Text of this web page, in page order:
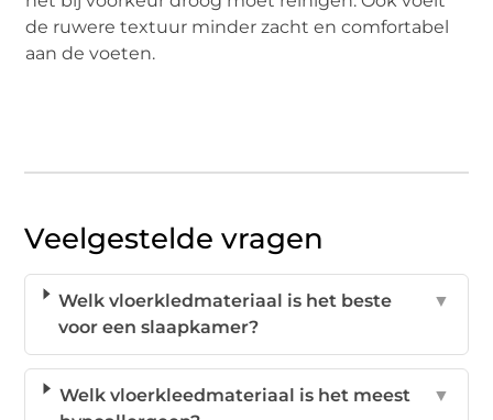
de ruwere textuur minder zacht en comfortabel
aan de voeten.
Veelgestelde vragen
Welk vloerkledmateriaal is het beste
voor een slaapkamer?
▼
Welk vloerkleedmateriaal is het meest
▼